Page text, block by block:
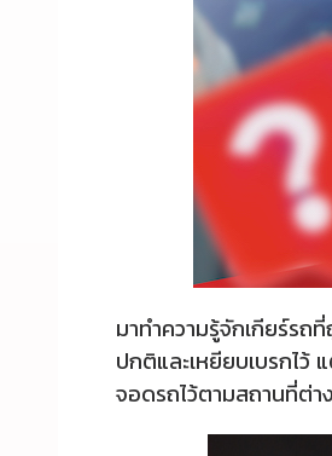
มาทำความรู้จักเกียร์รถ
ปกติและเหยียบเบรกไว้
จอดรถไว้ตามสถานที่ต่า